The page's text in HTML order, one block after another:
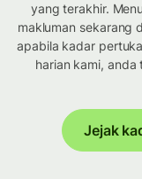
yang terakhir.
makluman sekarang
apabila kadar
harian kami,
Jejak